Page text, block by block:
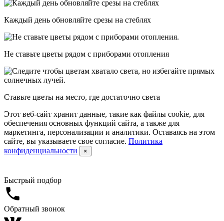
Каждый день обновляйте срезы на стеблях
Не ставьте цветы рядом с приборами отопления
Ставьте цветы на место, где достаточно света
Этот веб-сайт хранит данные, такие как файлы cookie, для
обеспечения основных функций сайта, а также для
маркетинга, персонализации и аналитики. Оставаясь на этом
сайте, вы указываете свое согласие. Политика
конфиденциальности
×
Быстрый подбор
Обратный звонок